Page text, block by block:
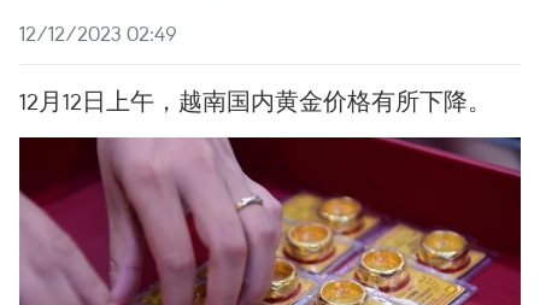
12/12/2023 02:49
12月12日上午，越南国内黄金价格有所下降。